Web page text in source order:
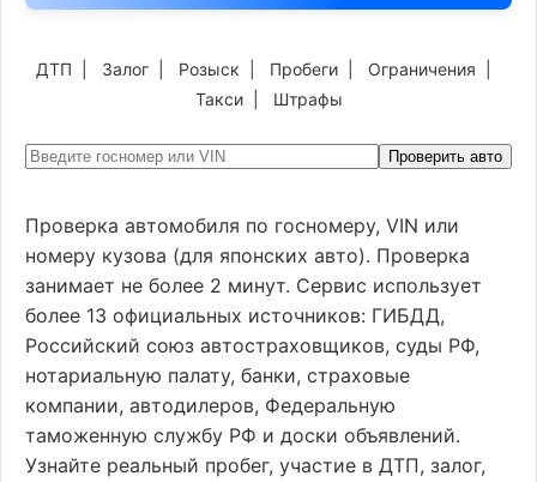
ДТП Залог Розыск Пробеги Ограничения
Такси| Штрафы
Проверить авто
Проверка автомобиля по госномеру, VIN или
номеру кузова (для японских авто). Проверка
занимает не более 2 минут. Сервис использует
более 13 официальных источников: ГИБДД,
Российский союз автостраховщиков, суды РФ,
нотариальную палату, банки, страховые
компании, автодилеров, Федеральную
таможенную службу РФ и доски объявлений.
Узнайте реальный пробег, участие в ДТП, залог,